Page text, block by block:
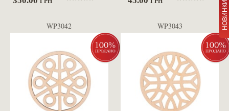
НОВИНКИ
WP3042 WP3043